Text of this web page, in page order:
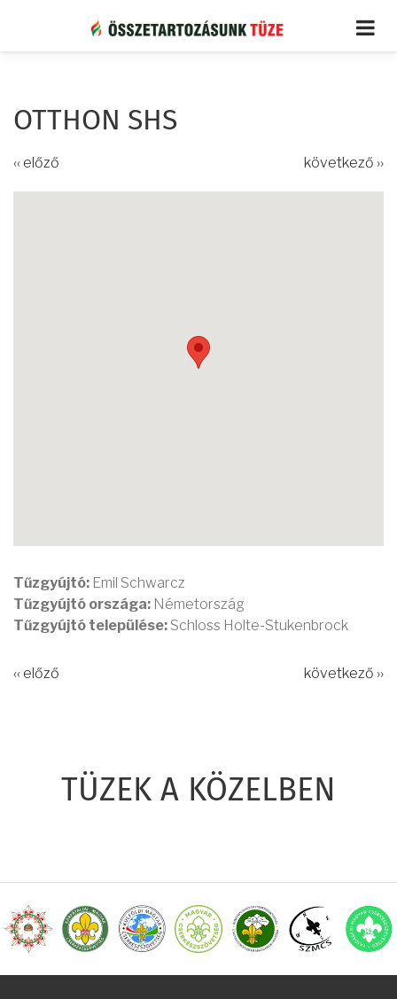
tartalomra
OTTHON SHS
‹‹ előző következő ››
Tűzgyújtó: Emil Schwarcz
Tűzgyújtó országa: Németország
Tűzgyújtó települése: Schloss Holte-Stukenbrock
‹‹ előző következő ››
TÜZEK A KÖZELBEN